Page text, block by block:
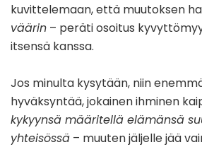
kuvittelemaan, että muutoksen
väärin – peräti osoitus
itsensä kanssa.
Jos minulta kysytään, niin
hyväksyntää, jokainen ihminen
kykyynsä määritellä elämänsä
yhteisössä – muuten jäljelle jää